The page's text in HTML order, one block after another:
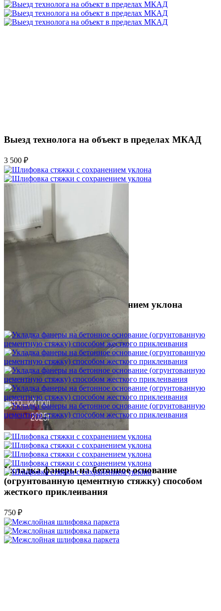
Выезд технолога на объект в пределах МКАД
3 500 ₽
Шлифовка стяжки с сохранением уклона
Укладка фанеры на бетонное основание
(огрунтованную цементную стяжку) способом
жесткого приклеивания
750 ₽